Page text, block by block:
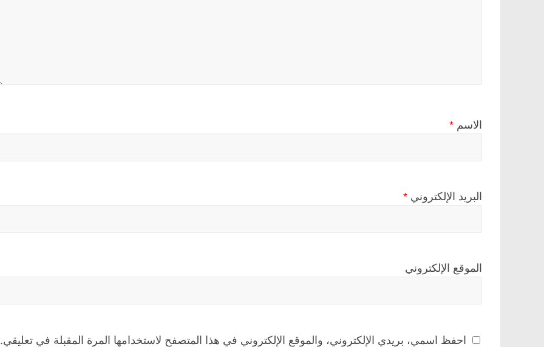
الاسم *
البريد الإلكتروني *
الموقع الإلكتروني
احفظ اسمي، بريدي الإلكتروني، والموقع الإلكتروني في هذا المتصفح لاستخدامها المرة المقبلة في تعليقي.